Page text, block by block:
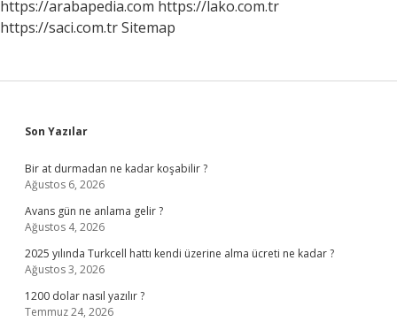
https://arabapedia.com https://lako.com.tr
https://saci.com.trSitemap
Sidebar
Son Yazılar
Bir at durmadan ne kadar koşabilir ?
Ağustos 6, 2026
Avans gün ne anlama gelir ?
Ağustos 4, 2026
2025 yılında Turkcell hattı kendi üzerine alma ücreti ne kadar ?
Ağustos 3, 2026
1200 dolar nasıl yazılır ?
Temmuz 24, 2026